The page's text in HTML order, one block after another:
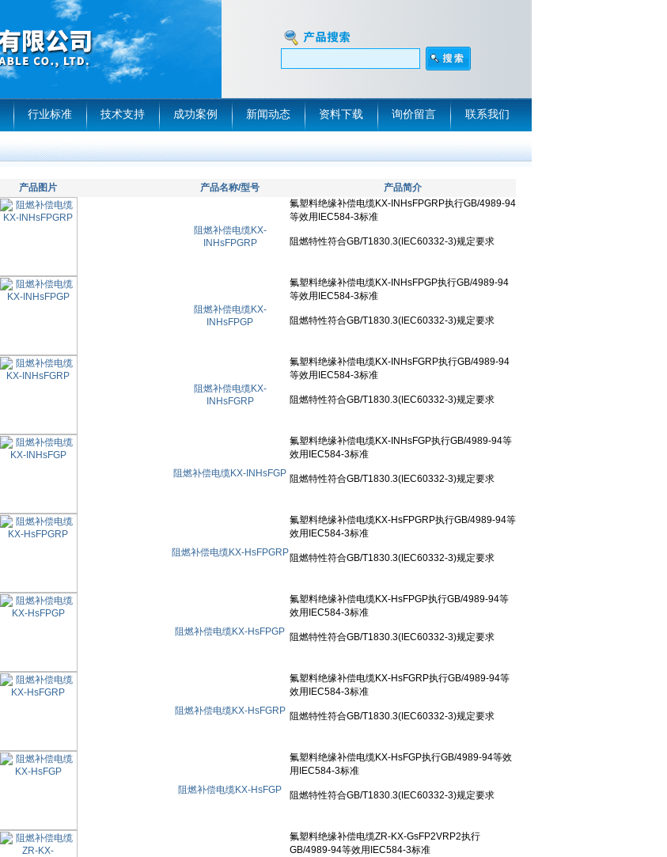
行业标准 技术支持 成功案例 新闻动态 资料下载 询价留言 联系我们
产品图片 产品名称/型号 产品简介
阻燃补偿电缆KX-
INHsFPGRP
阻燃补偿电缆KX-
INHsFPGP
阻燃补偿电缆KX-
INHsFGRP
阻燃补偿电缆KX-INHsFGP
阻燃补偿电缆KX-HsFPGRP
阻燃补偿电缆KX-HsFPGP
阻燃补偿电缆KX-HsFGRP
阻燃补偿电缆KX-HsFGP